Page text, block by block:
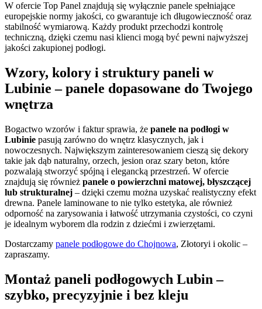
W ofercie Top Panel znajdują się wyłącznie panele spełniające
europejskie normy jakości, co gwarantuje ich długowieczność oraz
stabilność wymiarową. Każdy produkt przechodzi kontrolę
techniczną, dzięki czemu nasi klienci mogą być pewni najwyższej
jakości zakupionej podłogi.
Wzory, kolory i struktury paneli w
Lubinie – panele dopasowane do Twojego
wnętrza
Bogactwo wzorów i faktur sprawia, że panele na podłogi w
Lubinie pasują zarówno do wnętrz klasycznych, jak i
nowoczesnych. Największym zainteresowaniem cieszą się dekory
takie jak dąb naturalny, orzech, jesion oraz szary beton, które
pozwalają stworzyć spójną i elegancką przestrzeń. W ofercie
znajdują się również panele o powierzchni matowej, błyszczącej
lub strukturalnej – dzięki czemu można uzyskać realistyczny efekt
drewna. Panele laminowane to nie tylko estetyka, ale również
odporność na zarysowania i łatwość utrzymania czystości, co czyni
je idealnym wyborem dla rodzin z dziećmi i zwierzętami.
Dostarczamy panele podłogowe do Chojnowa, Złotoryi i okolic –
zapraszamy.
Montaż paneli podłogowych Lubin –
szybko, precyzyjnie i bez kleju